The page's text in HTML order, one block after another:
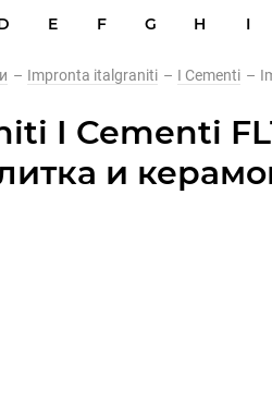
E F G H I
– Impronta italgraniti – I Cementi –
I Cementi
и